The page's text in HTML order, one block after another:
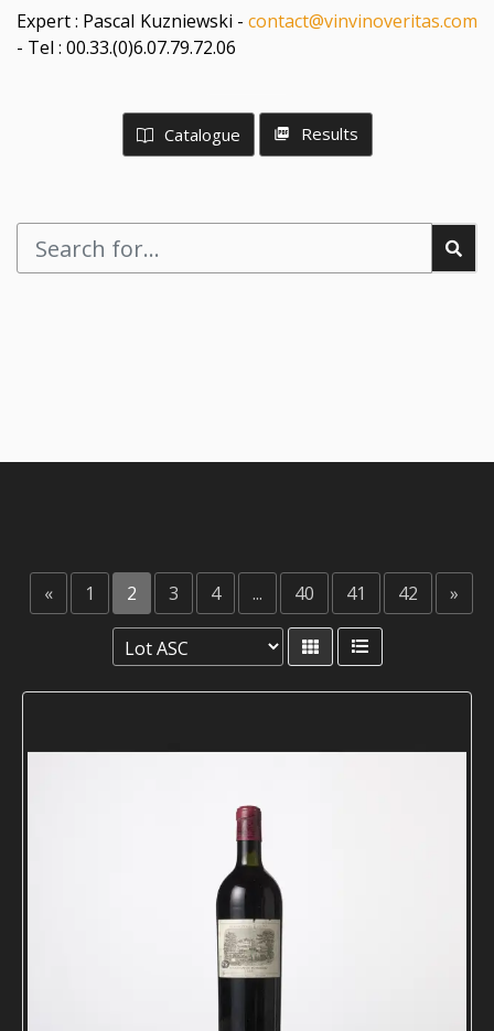
Expert : Pascal Kuzniewski - contact@vinvinoveritas.com
- Tel : 00.33.(0)6.07.79.72.06
Catalogue Results
« 1 2 3 4 ... 40 41 42 »